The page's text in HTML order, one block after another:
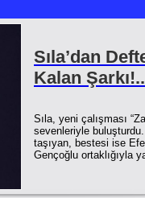
Sıla’dan
Kalan
Sıla, yeni çalışması
sevenleriyle
taşıyan, bestesi ise Efe
Gençoğlu ortaklığıyla